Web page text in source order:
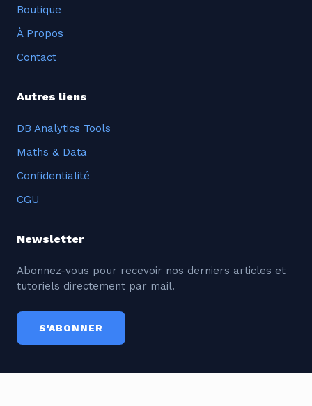
Boutique
À Propos
Contact
Autres liens
DB Analytics Tools
Maths & Data
Confidentialité
CGU
Newsletter
Abonnez-vous pour recevoir nos derniers articles et
tutoriels directement par mail.
S'ABONNER